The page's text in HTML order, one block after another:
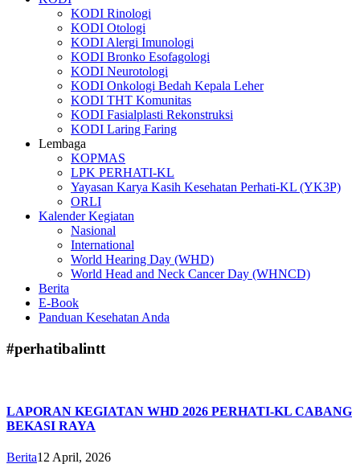
KODI Rinologi
KODI Otologi
KODI Alergi Imunologi
KODI Bronko Esofagologi
KODI Neurotologi
KODI Onkologi Bedah Kepala Leher
KODI THT Komunitas
KODI Fasialplasti Rekonstruksi
KODI Laring Faring
Lembaga
KOPMAS
LPK PERHATI-KL
Yayasan Karya Kasih Kesehatan Perhati-KL (YK3P)
ORLI
Kalender Kegiatan
Nasional
International
World Hearing Day (WHD)
World Head and Neck Cancer Day (WHNCD)
Berita
E-Book
Panduan Kesehatan Anda
#perhatibalintt
LAPORAN KEGIATAN WHD 2026 PERHATI-KL CABANG
BEKASI RAYA
Berita12 April, 2026